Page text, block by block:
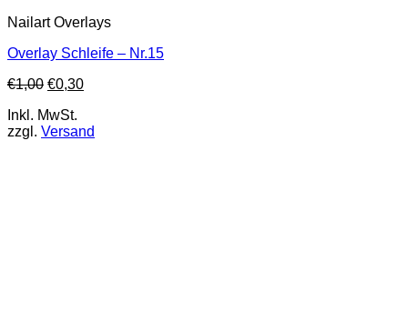
Nailart Overlays
Overlay Schleife – Nr.15
€1,00 €0,30
Inkl. MwSt.
zzgl. Versand